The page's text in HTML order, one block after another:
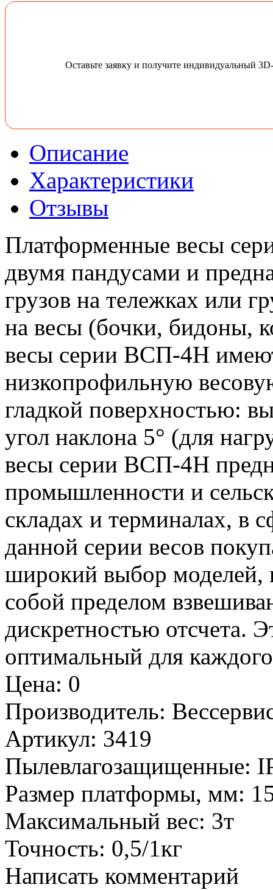
Оставьте заявку и получите индивидуальный
Описание
Характеристики
Отзывы
Платформенные весы
двумя пандусами и
грузов на тележках или
на весы (бочки, бидоны,
весы серии ВСП-4Н
низкопрофильную
гладкой поверхностью:
угол наклона 5° (для
весы серии ВСП-4Н
промышленности и
складах и терминалах, в
данной серии весов
широкий выбор моделей,
собой пределом
дискретностью отсчета.
оптимальный для
Цена: 0
Производитель:
Артикул: 3419
Пылевлагозащищенные:
Размер платформы, мм:
Максимальный вес: 3т
Точность: 0,5/1кг
Написать комментарий